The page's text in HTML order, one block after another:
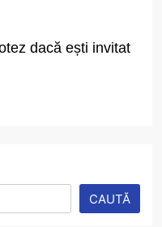
dacă ești invitat
CAUTĂ